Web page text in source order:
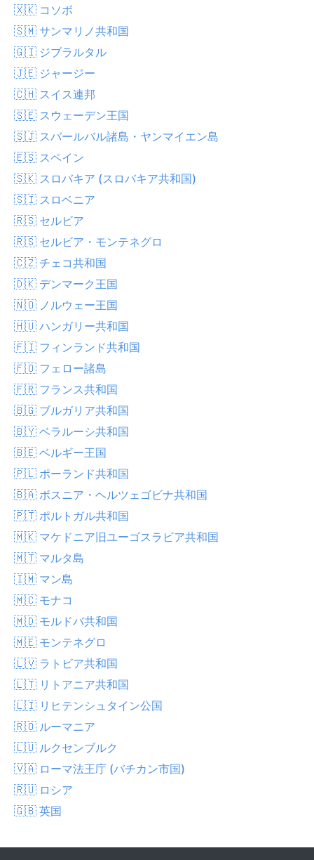
🇽🇰 コソボ
🇸🇲 サンマリノ共和国
🇬🇮 ジブラルタル
🇯🇪 ジャージー
🇨🇭 スイス連邦
🇸🇪 スウェーデン王国
🇸🇯 スバールバル諸島・ヤンマイエン島
🇪🇸 スペイン
🇸🇰 スロバキア (スロバキア共和国)
🇸🇮 スロベニア
🇷🇸 セルビア
🇷🇸 セルビア・モンテネグロ
🇨🇿 チェコ共和国
🇩🇰 デンマーク王国
🇳🇴 ノルウェー王国
🇭🇺 ハンガリー共和国
🇫🇮 フィンランド共和国
🇫🇴 フェロー諸島
🇫🇷 フランス共和国
🇧🇬 ブルガリア共和国
🇧🇾 ベラルーシ共和国
🇧🇪 ベルギー王国
🇵🇱 ポーランド共和国
🇧🇦 ボスニア・ヘルツェゴビナ共和国
🇵🇹 ポルトガル共和国
🇲🇰 マケドニア旧ユーゴスラビア共和国
🇲🇹 マルタ島
🇮🇲 マン島
🇲🇨 モナコ
🇲🇩 モルドバ共和国
🇲🇪 モンテネグロ
🇱🇻 ラトビア共和国
🇱🇹 リトアニア共和国
🇱🇮 リヒテンシュタイン公国
🇷🇴 ルーマニア
🇱🇺 ルクセンブルク
🇻🇦 ローマ法王庁 (バチカン市国)
🇷🇺 ロシア
🇬🇧 英国